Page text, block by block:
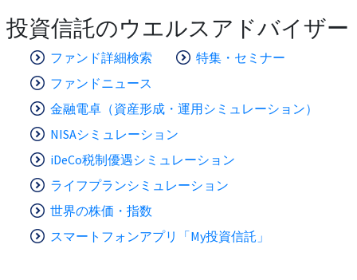
投資信託のウエルスアドバイザー
ファンド詳細検索
特集・セミナー
ファンドニュース
金融電卓（資産形成・運用シミュレーション）
NISAシミュレーション
iDeCo税制優遇シミュレーション
ライフプランシミュレーション
世界の株価・指数
スマートフォンアプリ「My投資信託」